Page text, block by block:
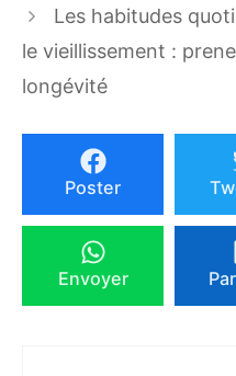
Les habitudes
le vieillissement :
longévité
Poster
Envoyer